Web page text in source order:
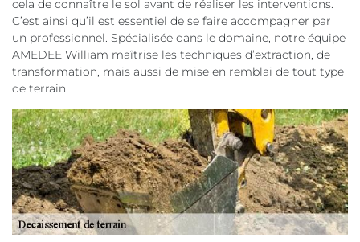
cela de connaître le sol avant de réaliser les interventions.
C’est ainsi qu’il est essentiel de se faire accompagner par
un professionnel. Spécialisée dans le domaine, notre équipe
AMEDEE William maîtrise les techniques d’extraction, de
transformation, mais aussi de mise en remblai de tout type
de terrain.